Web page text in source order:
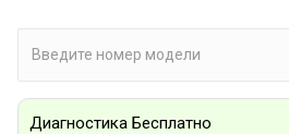
Диагностика Бесплатно